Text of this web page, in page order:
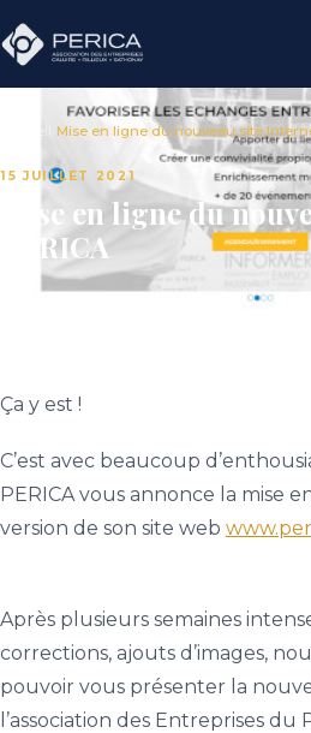
Mise en ligne du nouveau site
15 JUILLET 2021
Mise en ligne du
PERICA
Ça y est !
C’est avec beaucoup
PERICA vous annonce la mise
version de son site web
Après plusieurs semaines
corrections, ajouts d’images,
pouvoir vous présenter la
l’association des Entreprises